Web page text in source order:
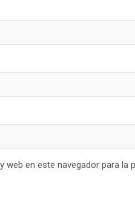
en este navegador para la